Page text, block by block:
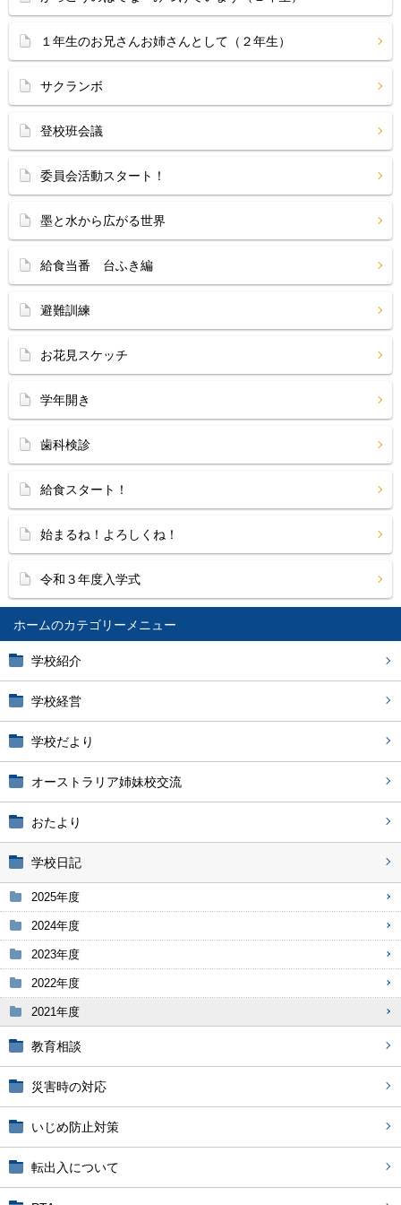
ホーム
学校紹介
学校経営
学校だより
オーストラリア姉妹校交流
おたより
学校日記
2025年度
2024年度
2023年度
2022年度
2021年度
教育相談
災害時の対応
いじめ防止対策
転出入について
１年生のお兄さんお姉さんとして（２年生）
サクランボ
登校班会議
委員会活動スタート！
墨と水から広がる世界
給食当番 台ふき編
避難訓練
お花見スケッチ
学年開き
歯科検診
給食スタート！
始まるね！よろしくね！
令和３年度入学式